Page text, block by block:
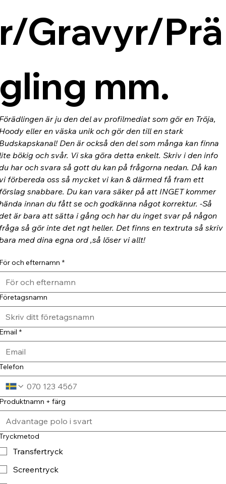
Gravyr/Prä
mm.
är ju den del av profilmediat som gör en Tröja,
eller en väska unik och gör den till en stark
Den är också den del som många kan finna
bökig och svår. Vi ska göra detta enkelt. Skriv i den info
har och svara så gott du kan på frågorna nedan. Då kan
förbereda oss så mycket vi kan & därmed få fram ett
snabbare. Du kan vara säker på att INGET kommer
innan du fått se och godkänna något korrektur. -Så
är bara att sätta i gång och har du inget svar på någon
så gör inte det ngt heller. Det finns en textruta så skriv
med dina egna ord ,så löser vi allt!
och efternamn *
*
+ färg
Transfertryck
Screentryck